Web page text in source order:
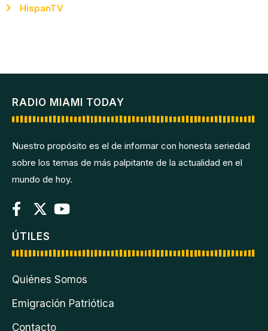
HispanTV
RADIO MIAMI TODAY
Nuestro propósito es el de informar con honesta seriedad
sobre los temas de más palpitante de la actualidad en el
mundo de hoy.
ÚTILES
Quiénes Somos
Emigración Patriótica
Contacto